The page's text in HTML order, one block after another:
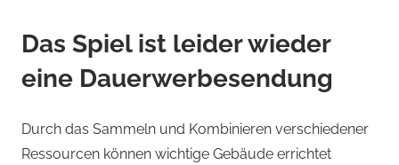
Das Spiel ist leider wieder
eine Dauerwerbesendung
Durch das Sammeln und Kombinieren verschiedener
Ressourcen können wichtige Gebäude errichtet